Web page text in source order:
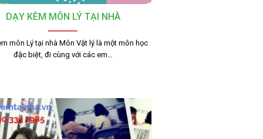
DẠY KÈM MÔN LÝ TẠI NHÀ
môn Lý tại nhà Môn Vật lý là một môn học
đặc biệt, đi cùng với các em…